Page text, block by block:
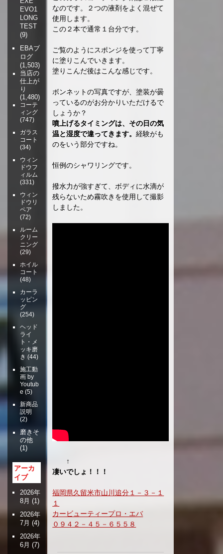
なのです。２つの液剤をよく混ぜて
使用します。
この２本で通常１台分です。
ご覧のようにスポンジを使って丁寧
に塗りこんでいきます。
塗りこんだ後はこんな感じです。
ボンネットの写真ですが、塗装が曇
っているのがお分かりいただけるで
しょうか？
噴上げるタイミングは、その日の気
温と湿度で違ってきます。経験がも
のをいう部分ですね。
恒例のシャワリングです。
撥水力が強すぎて、ボディに水滴が
残らないため霧吹きを使用して撮影
しました。
↑
凄いでしょ！！！
福岡県久留米市山川追分１－３－１
１
カービューティープロ・エバ
０９４２－４５－６５５８
EVO1
LONG
TEST
(9)
EBAブ
ログ
(1,503)
当店の
仕上が
り
(1,480)
コーテ
ィング
(747)
ガラス
コート
(34)
ウィン
ドウフ
ィルム
(331)
ウィン
ドウリ
ペア
(72)
ルーム
クリー
ニング
(29)
ホイル
コート
(48)
カーラ
ッピン
グ
(254)
ヘッド
ライ
ト・メ
ッキ磨
き (44)
施工動
画 by
Youtub
e (5)
新商品
説明
(2)
磨きそ
の他
(1)
アーカ
イブ
2026年
8月 (1)
2026年
7月 (4)
2026年
6月 (7)